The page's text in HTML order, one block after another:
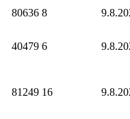
80636 8
40479 6
81249 16